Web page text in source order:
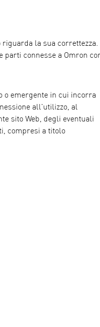
riguarda la sua
connesse a Omron
o emergente in cui incorra
all'utilizzo, al
sito Web, degli eventuali
compresi a titolo